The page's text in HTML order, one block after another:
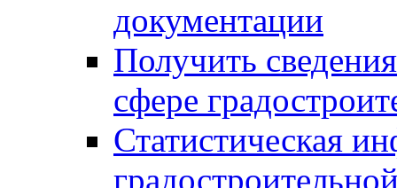
документации
Получить
сфере
Статистическая